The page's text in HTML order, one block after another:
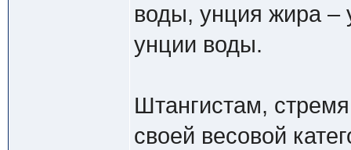
воды, унция жира –
унции воды.
Штангистам,
своей весовой